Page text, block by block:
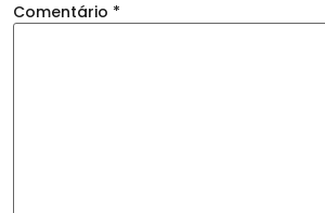
Comentário *